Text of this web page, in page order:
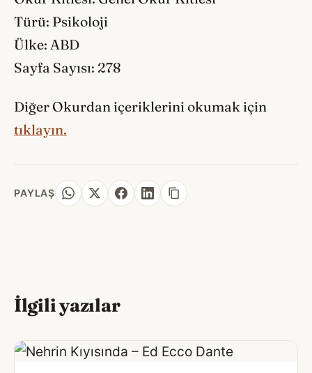
Türü: Psikoloji
Ülke: ABD
Sayfa Sayısı: 278
Diğer Okurdan içeriklerini okumak için
tıklayın.
PAYLAŞ
İlgili yazılar